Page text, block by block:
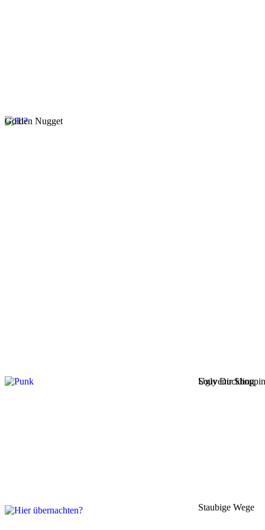
Golden Nugget
Ugly Duckling
Souvenir
Staubige Wege